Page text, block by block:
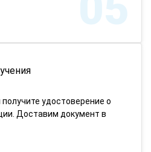
удостоверение о
Доставим документ в